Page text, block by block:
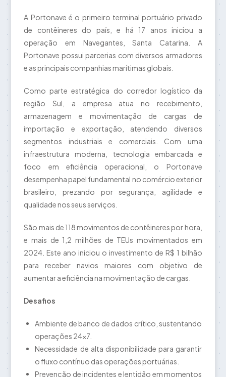
A Portonave é o primeiro terminal portuário privado
de contêineres do país, e há 17 anos iniciou a
operação em Navegantes, Santa Catarina. A
Portonave possui parcerias com diversos armadores
e as principais companhias marítimas globais.
Como parte estratégica do corredor logístico da
região Sul, a empresa atua no recebimento,
armazenagem e movimentação de cargas de
importação e exportação, atendendo diversos
segmentos industriais e comerciais. Com uma
infraestrutura moderna, tecnologia embarcada e
foco em eficiência operacional, o Portonave
desempenha papel fundamental no comércio exterior
brasileiro, prezando por segurança, agilidade e
qualidade nos seus serviços.
São mais de 118 movimentos de contêineres por hora,
e mais de 1,2 milhões de TEUs movimentados em
2024. Este ano iniciou o investimento de R$ 1 bilhão
para receber navios maiores com objetivo de
aumentar a eficiência na movimentação de cargas.
Desafios
Ambiente de banco de dados crítico, sustentando
operações 24x7.
Necessidade de alta disponibilidade para garantir
o fluxo contínuo das operações portuárias.
Prevenção de incidentes e lentidão em momentos